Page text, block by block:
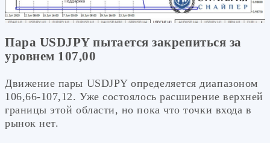
Пара USDJPY пытается закрепиться за
уровнем 107,00
Движение пары USDJPY определяется диапазоном
106,66-107,12. Уже состоялось расширение верхней
границы этой области, но пока что точки входа в
рынок нет.